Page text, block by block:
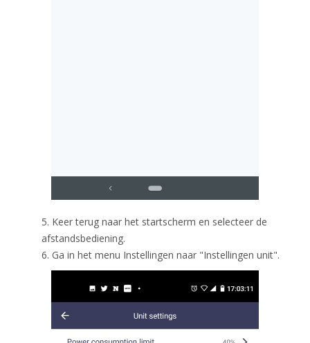
5. Keer terug naar het startscherm en selecteer de
afstandsbediening.
6. Ga in het menu Instellingen naar "Instellingen unit".